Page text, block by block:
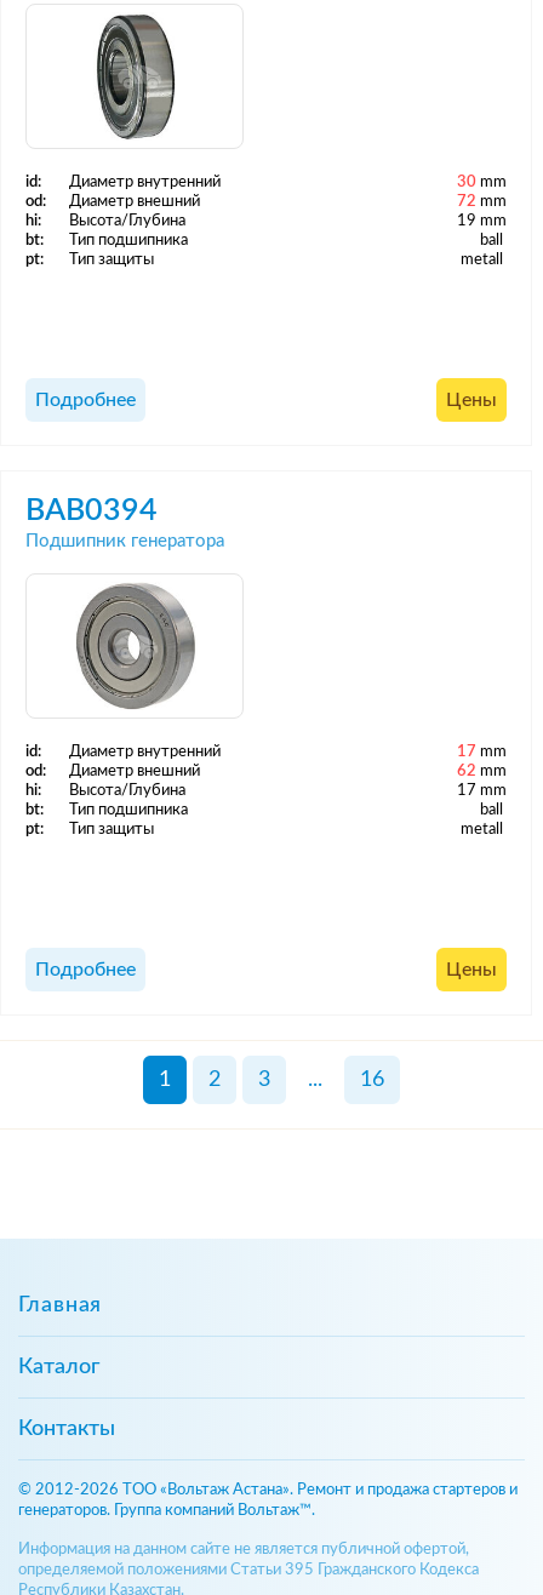
id: Диаметр внутренний 30 mm
od:
Диаметр внешний 72 mm
hi:
Высота/Глубина
19 mm
bt:
Тип подшипника
ball
pt:
Тип защиты metall
Подробнее Цены
BAB0394
Подшипник генератора
id: Диаметр внутренний 17 mm
od:
Диаметр внешний 62 mm
hi:
Высота/Глубина
17 mm
bt:
Тип подшипника
ball
pt:
Тип защиты metall
Подробнее Цены
1 2 3 ... 16
Главная
Каталог
Контакты
© 2012-2026 ТОО «Вольтаж Астана». Ремонт и продажа стартеров и
генераторов. Группа компаний Вольтаж™.
Информация на данном сайте не является публичной офертой,
определяемой положениями Статьи 395 Гражданского Кодекса
Республики Казахстан.